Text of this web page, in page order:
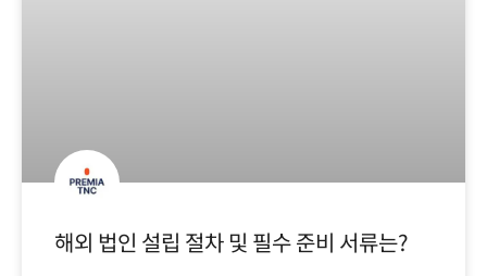
해외 법인 설립 절차 및 필수 준비 서류는?